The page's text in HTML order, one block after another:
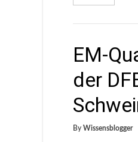
EM-
der
By Wissensblogger